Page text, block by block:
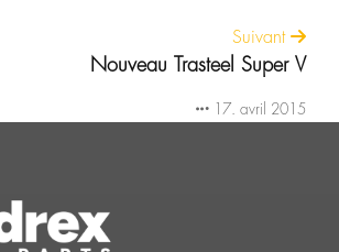
Suivant
Nouveau Trasteel Super V
17. avril 2015